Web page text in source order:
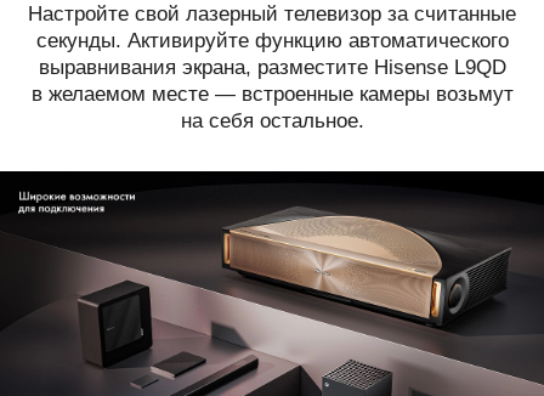
Настройте свой лазерный телевизор за считанные
секунды. Активируйте функцию автоматического
выравнивания экрана, разместите Hisense L9QD
в желаемом месте — встроенные камеры возьмут
на себя остальное.